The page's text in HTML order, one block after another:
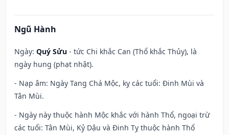
Ngũ Hành
Ngày: Quý Sửu - tức Chi khắc Can (Thổ khắc Thủy), là
ngày hung (phạt nhật).
- Nạp âm: Ngày Tang Chá Mộc, kỵ các tuổi: Đinh Mùi và
Tân Mùi.
- Ngày này thuộc hành Mộc khắc với hành Thổ, ngoại trừ
các tuổi: Tân Mùi, Kỷ Dậu và Đinh Tỵ thuộc hành Thổ